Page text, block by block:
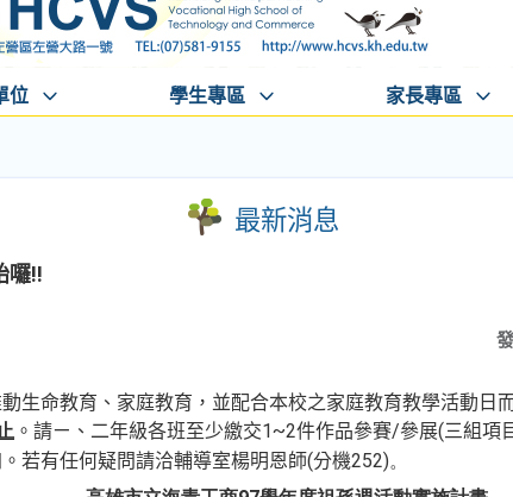
位 學生專區 家長專區
最新消息
囉!!
生命教育、家庭教育，並配合本校之家庭教育教學活動日
。請ㄧ、二年級各班至少繳交1~2件作品參賽/參展(三組項
若有任何疑問請洽輔導室楊明恩師(分機252)。